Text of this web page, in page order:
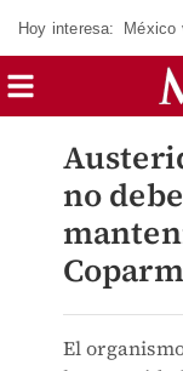
Hoy interesa: México
no
El